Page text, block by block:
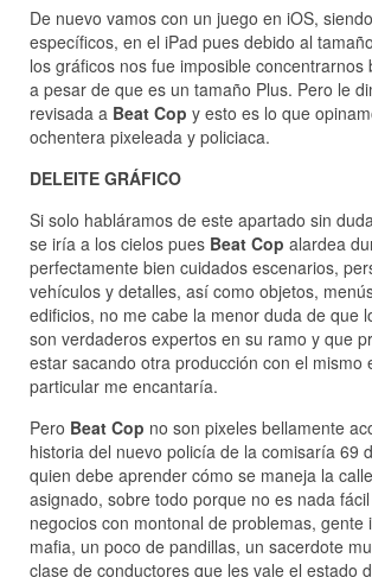
De nuevo vamos con un juego en iOS,
específicos, en el iPad pues debido al
los gráficos nos fue imposible concentrarnos
a pesar de que es un tamaño Plus. Pero le
revisada a Beat Cop y esto es lo que
ochentera pixeleada y policiaca.
DELEITE GRÁFICO
Si solo habláramos de este apartado sin
se iría a los cielos pues Beat Cop alardea
perfectamente bien cuidados escenarios,
vehículos y detalles, así como objetos,
edificios, no me cabe la menor duda de que
son verdaderos expertos en su ramo y que
estar sacando otra producción con el mismo
particular me encantaría.
Pero Beat Cop no son pixeles bellamente
historia del nuevo policía de la comisaría 69
quien debe aprender cómo se maneja la
asignado, sobre todo porque no es nada
negocios con montonal de problemas, gente
mafia, un poco de pandillas, un sacerdote
clase de conductores que les vale el estado